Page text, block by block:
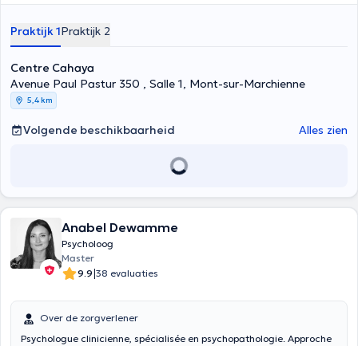
Praktijk 1Praktijk 2
Centre Cahaya
Avenue Paul Pastur 350 , Salle 1, Mont-sur-Marchienne
5,4 km
Volgende beschikbaarheid Alles zien
Anabel Dewamme
Psycholoog
Master
9.9|38 evaluaties
Over de zorgverlener
Psychologue clinicienne, spécialisée en psychopathologie. Approche